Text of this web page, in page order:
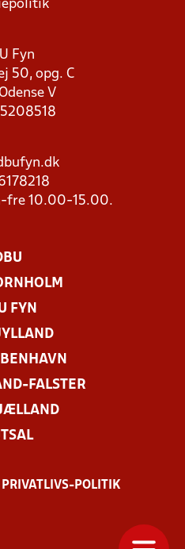
Fyn
50, opg. C
V
fre 10.00-15.00.
FYN
FALSTER
PRIVATLIVS-POLITIK